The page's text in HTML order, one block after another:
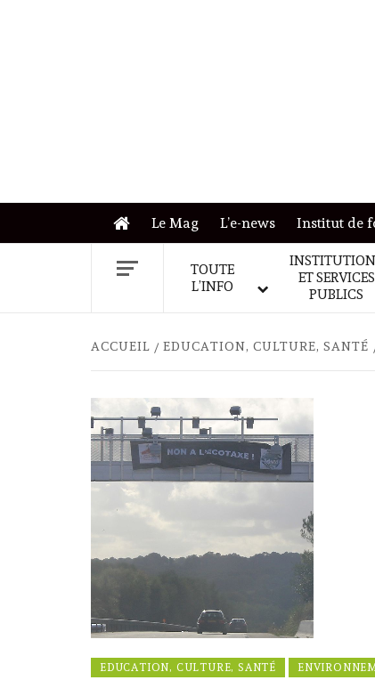
Le Mag L’e-news Institut de
TOUTE
L’INFO
ET SERVICES
PUBLICS
ACCUEIL EDUCATION, CULTURE, SANTÉ
EDUCATION, CULTURE, SANTÉ